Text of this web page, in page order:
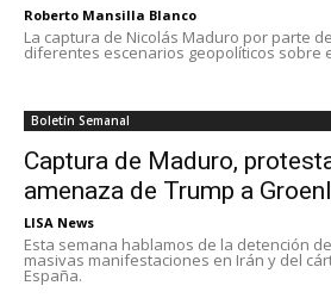
Roberto Mansilla Blanco
La captura de Nicolás Maduro por parte
diferentes escenarios geopolíticos sobre
Boletín Semanal
Captura de Maduro,
amenaza de Trump a
LISA News
Esta semana hablamos de la detención
masivas manifestaciones en Irán y del
España.